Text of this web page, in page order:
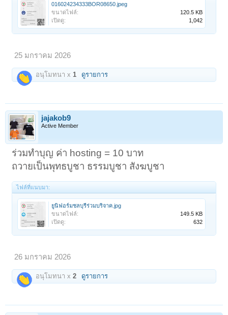
016024234333BOR08650.jpeg
ขนาดไฟล์:
120.5 KB
เปิดดู:
1,042
25 มกราคม 2026
อนุโมทนา x 1 ดูรายการ
jajakob9
Active Member
ร่วมทำบุญ ค่า hosting = 10 บาท
ถวายเป็นพุทธบูชา ธรรมบูชา สังฆบูชา
ไฟล์ที่แนบมา:
ยูนิฟอร์มชลบุรีร่วมบริจาค.jpg
ขนาดไฟล์:
149.5 KB
เปิดดู:
632
26 มกราคม 2026
อนุโมทนา x2 ดูรายการ